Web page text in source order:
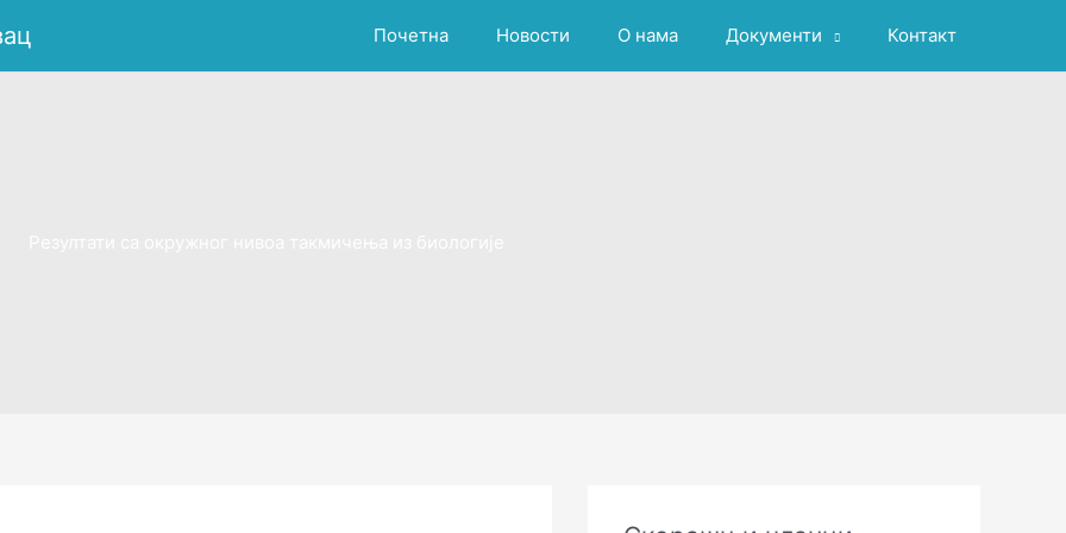
Почетна Новости О нама Документи Контакт